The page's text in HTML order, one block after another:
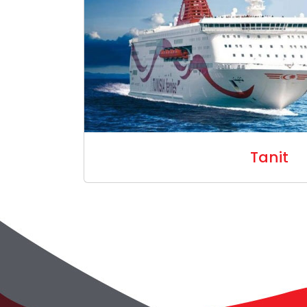
Tanit